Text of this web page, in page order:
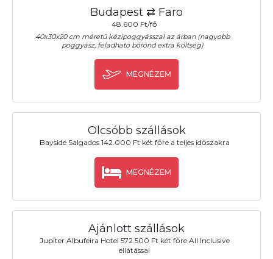
Budapest ⇄ Faro
48.600 Ft/fő
40x30x20 cm méretű kézipoggyásszal az árban (nagyobb
poggyász, feladható bőrönd extra költség)
MEGNÉZEM
Olcsóbb szállások
Bayside Salgados 142.000 Ft két főre a teljes időszakra
MEGNÉZEM
Ajánlott szállások
Jupiter Albufeira Hotel 572.500 Ft két főre All Inclusive
ellátással